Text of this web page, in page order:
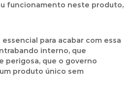
funcionamento neste produto,
para acabar com essa
interno, que
perigosa, que o governo
produto único sem